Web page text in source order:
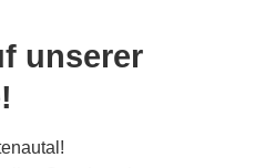
unserer